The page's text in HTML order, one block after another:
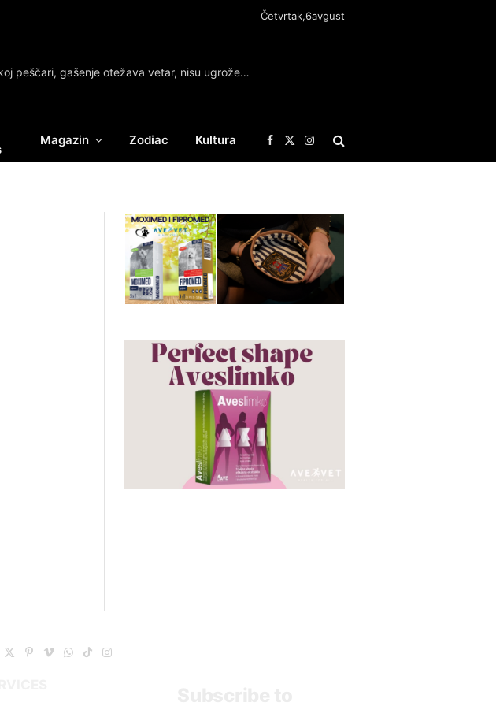
Četvrtak,6avgust
Požar na Deliblatskoj peščari, gašenje otežava vetar, nisu ugroženi stambeni objekti
Magazin Zodiac Kultura Facebook
X
(Twitter)
Instagram
X
Pinterest
VimeoWhatsApp
TikTokInstagram